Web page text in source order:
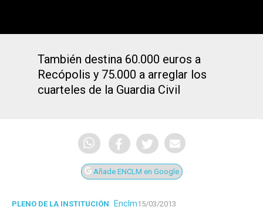
También destina 60.000 euros a
Recópolis y 75.000 a arreglar los
cuarteles de la Guardia Civil
Añade ENCLM en Google
PLENO DE LA INSTITUCIÓN Enclm15/03/2013